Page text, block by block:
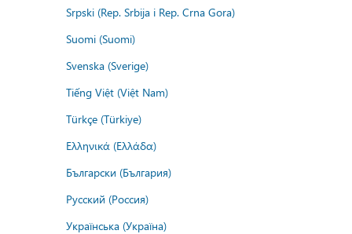
Srpski (Rep. Srbija i Rep. Crna Gora)
Suomi (Suomi)
Svenska (Sverige)
Tiếng Việt (Việt Nam)
Türkçe (Türkiye)
Ελληνικά (Ελλάδα)
Български (България)
Русский (Россия)
Українська (Україна)